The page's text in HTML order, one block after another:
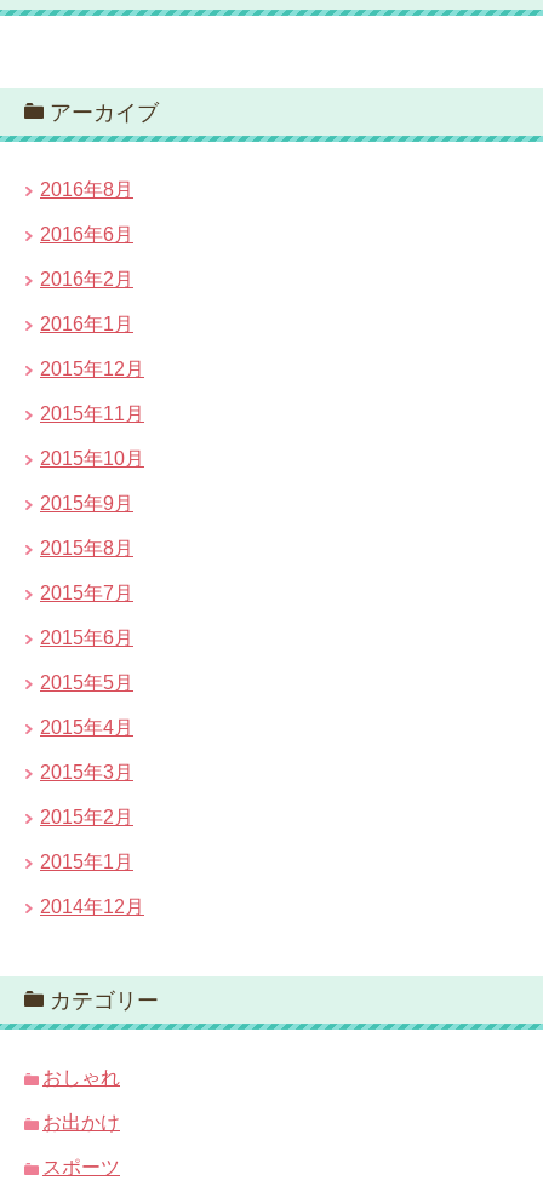
アーカイブ
2016年8月
2016年6月
2016年2月
2016年1月
2015年12月
2015年11月
2015年10月
2015年9月
2015年8月
2015年7月
2015年6月
2015年5月
2015年4月
2015年3月
2015年2月
2015年1月
2014年12月
カテゴリー
おしゃれ
お出かけ
スポーツ